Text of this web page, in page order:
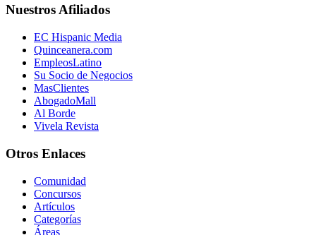
Nuestros Afiliados
EC Hispanic Media
Quinceanera.com
EmpleosLatino
Su Socio de Negocios
MasClientes
AbogadoMall
Al Borde
Vivela Revista
Otros Enlaces
Comunidad
Concursos
Artículos
Categorías
Áreas